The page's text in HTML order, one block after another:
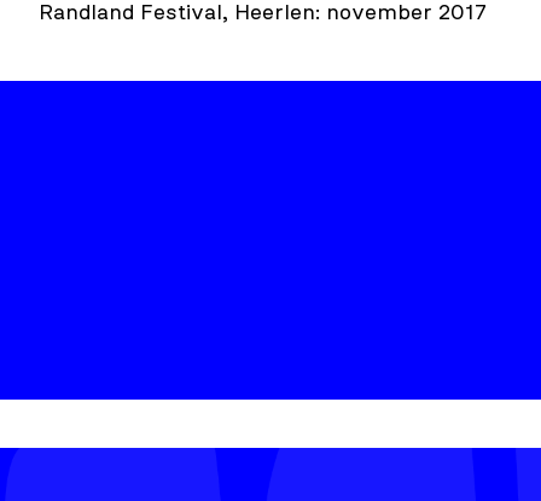
Randland Festival, Heerlen: november 2017